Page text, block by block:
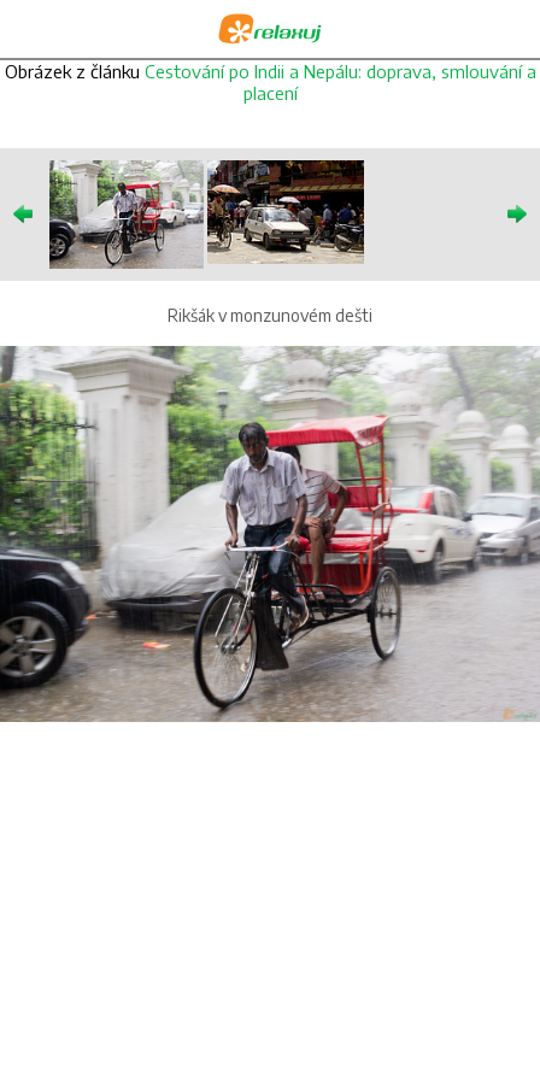
Obrázek z článku Cestování po Indii a Nepálu: doprava, smlouvání a
placení
Rikšák v monzunovém dešti